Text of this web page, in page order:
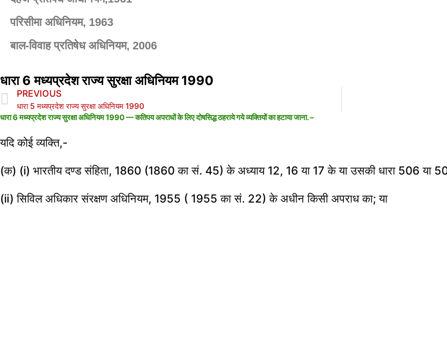
परिसीमा अधिनियम, 1963
बाल-विवाह प्रतिषेध अधिनियम, 2006
धारा 6 मध्यप्रदेश राज्य सुरक्षा अधिनियम 1990
PREVIOUS
धारा 5 मध्यप्रदेश राज्य सुरक्षा अधिनियम 1990
धारा 6 मध्यप्रदेश राज्य सुरक्षा अधिनियम 1990 —कतिपय अपराधों के लिए दोषसिद्ध ठहराये गये व्यक्तियों का हटाया जाना.–
यदि कोई व्यक्ति,-
(क) (i) भारतीय दण्ड संहिता, 1860 (1860 का सं. 45) के अध्याय 12, 16 या 17 के या उसकी धारा 506 या
(ii) सिविल अधिकार संरक्षण अधिनियम, 1955 ( 1955 का सं. 22) के अधीन किसी अपराध का; या